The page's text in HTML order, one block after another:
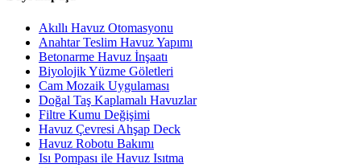
Akıllı Havuz Otomasyonu
Anahtar Teslim Havuz Yapımı
Betonarme Havuz İnşaatı
Biyolojik Yüzme Göletleri
Cam Mozaik Uygulaması
Doğal Taş Kaplamalı Havuzlar
Filtre Kumu Değişimi
Havuz Çevresi Ahşap Deck
Havuz Robotu Bakımı
Isı Pompası ile Havuz Isıtma